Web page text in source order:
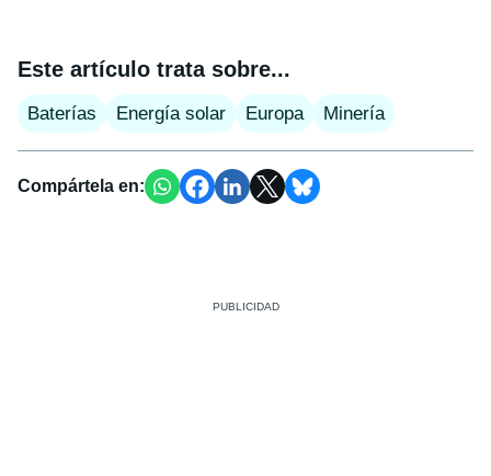
Este artículo trata sobre...
Baterías Energía solar Europa Minería
Compártela en: